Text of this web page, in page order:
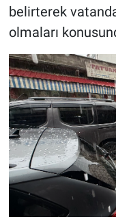
belirterek
olmaları